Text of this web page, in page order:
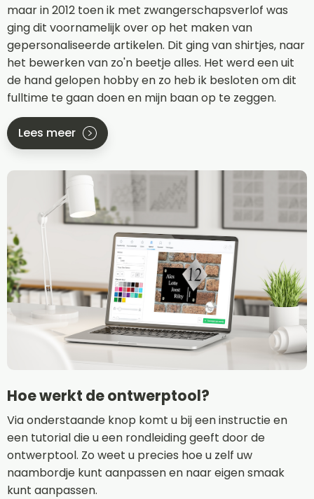
maar in 2012 toen ik met zwangerschapsverlof was
ging dit voornamelijk over op het maken van
gepersonaliseerde artikelen. Dit ging van shirtjes, naar
het bewerken van zo'n beetje alles. Het werd een uit
de hand gelopen hobby en zo heb ik besloten om dit
fulltime te gaan doen en mijn baan op te zeggen.
Lees meer
Hoe werkt de ontwerptool?
Via onderstaande knop komt u bij een instructie en
een tutorial die u een rondleiding geeft door de
ontwerptool. Zo weet u precies hoe u zelf uw
naambordje kunt aanpassen en naar eigen smaak
kunt aanpassen.